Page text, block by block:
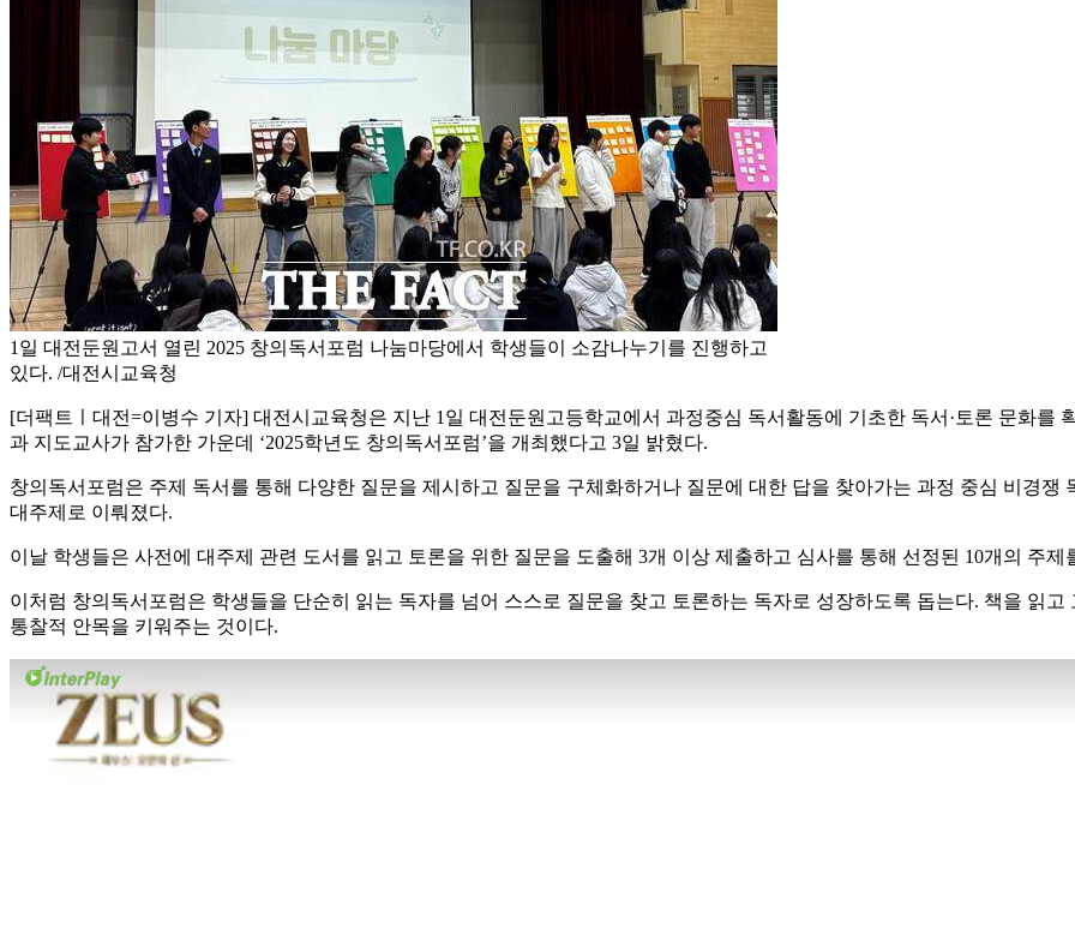
1일 대전둔원고서 열린 2025 창의독서포럼 나눔마당에서 학생들이 소감나누기를 진행하고
있다. /대전시교육청
[더팩트ㅣ대전=이병수 기자] 대전시교육청은 지난 1일 대전둔원고등학교에서 과정중심 독서활동에 기초한 독서·토론 문화를
과 지도교사가 참가한 가운데 ‘2025학년도 창의독서포럼’을 개최했다고 3일 밝혔다.
창의독서포럼은 주제 독서를 통해 다양한 질문을 제시하고 질문을 구체화하거나 질문에 대한 답을 찾아가는 과정 중심 비경쟁
대주제로 이뤄졌다.
이날 학생들은 사전에 대주제 관련 도서를 읽고 토론을 위한 질문을 도출해 3개 이상 제출하고 심사를 통해 선정된 10개의 주
이처럼 창의독서포럼은 학생들을 단순히 읽는 독자를 넘어 스스로 질문을 찾고 토론하는 독자로 성장하도록 돕는다. 책을 읽
통찰적 안목을 키워주는 것이다.